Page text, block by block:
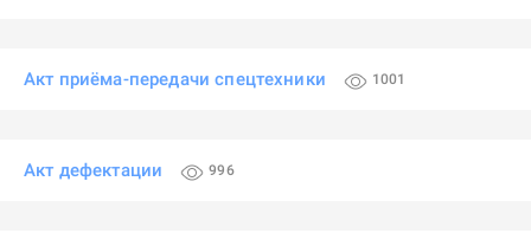
Акт приёма-передачи спецтехники 1001
Акт дефектации 996